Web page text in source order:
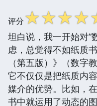
评分☆☆☆☆
坦白说，我一开始对“
虑，总觉得不如纸质
（第五版）》（数字
它不仅仅是把纸质内
媒介的优势。比如，
书中就运用了动态的